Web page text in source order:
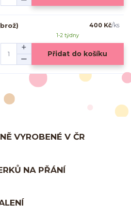
400 Kč/ks
1-2 týdny
Přidat do košíku
VYROBENÉ V ČR
NA PŘÁNÍ